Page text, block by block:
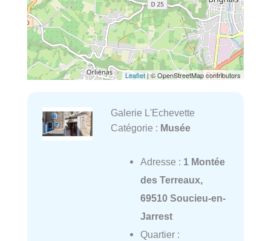
Leaflet| © OpenStreetMap contributors
Galerie L'Echevette
Catégorie : Musée
Adresse : 1 Montée
des Terreaux,
69510 Soucieu-en-
Jarrest
Quartier :